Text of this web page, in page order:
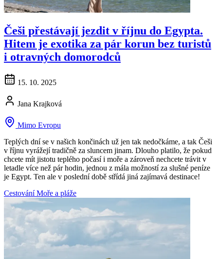
Češi přestávají jezdit v říjnu do Egypta.
Hitem je exotika za pár korun bez turistů
i otravných domorodců
15. 10. 2025
Jana Krajková
Mimo Evropu
Teplých dní se v našich končinách už jen tak nedočkáme, a tak Češi
v říjnu vyrážejí tradičně za sluncem jinam. Dlouho platilo, že pokud
chcete mít jistotu teplého počasí i moře a zároveň nechcete trávit v
letadle více než pár hodin, jednou z mála možností za slušné peníze
je Egypt. Ten ale v poslední době střídá jiná zajímavá destinace!
CestováníMoře a pláže